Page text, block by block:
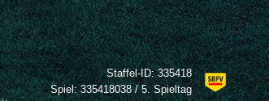
Staffel-ID:335418
Spiel:335418038 / 5. Spieltag